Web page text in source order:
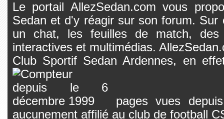
Le portail AllezSedan.com vous
Sedan et d'y réagir sur son forum.
un chat, les feuilles de match, des
interactives et multimédias.
Club Sportif Sedan Ardennes, en
pages vues
aucunement affilié au club de football